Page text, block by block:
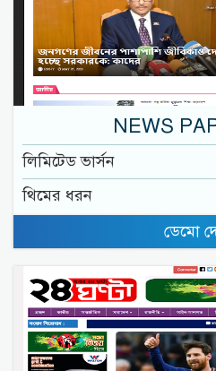
NEWS
লিমিটেড ভার্সন
থিমের ধরন
ডেমো